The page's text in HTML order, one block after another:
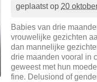
geplaatst op 20
Babies van drie
vrouwelijke gezichten
dan mannelijke
drie maanden vooral in
geweest met hun
fine. Delusiond of